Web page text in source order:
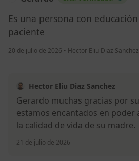
Es una persona con
paciente
20 de julio de 2026 • Hector Eliu Diaz Sanchez
Hector Eliu Diaz Sanchez
Gerardo muchas gracias por
estamos encantados en poder
la calidad de vida de su madre.
21 de julio de 2026